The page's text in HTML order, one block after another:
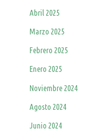
Abril 2025
Marzo 2025
Febrero 2025
Enero 2025
Noviembre 2024
Agosto 2024
Junio 2024